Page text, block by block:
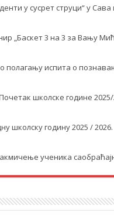
у сусрет струци“ у
„Баскет 3 на 3 за Вању
полагању испита о
школске године
школску годину 2025 / 2026.
ученика